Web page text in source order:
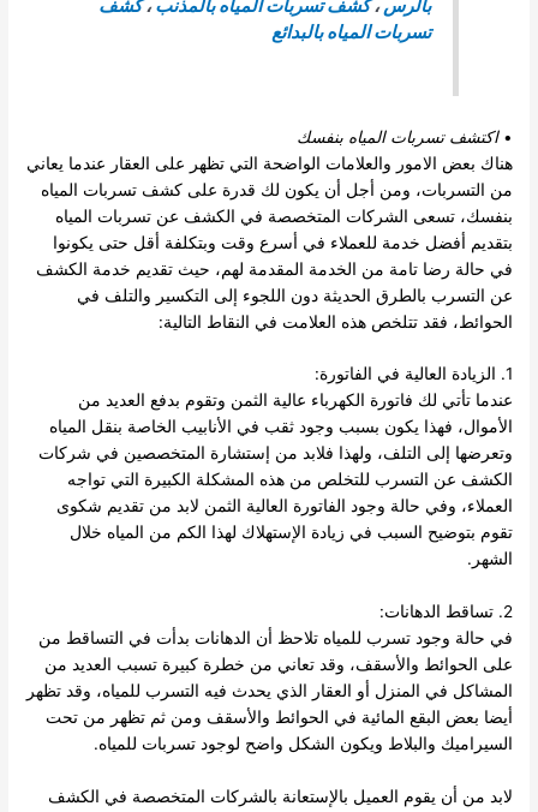
بالرس،كشف تسربات المياه بالمذنب،كشف
تسربات المياه بالبدائع
•اكتشف تسربات المياه بنفسك
هناك بعض الامور والعلامات الواضحة التي تظهر على العقار عندما يعاني
من التسربات، ومن أجل أن يكون لك قدرة على كشف تسربات المياه
بنفسك، تسعى الشركات المتخصصة في الكشف عن تسربات المياه
بتقديم أفضل خدمة للعملاء في أسرع وقت وبتكلفة أقل حتى يكونوا
في حالة رضا تامة من الخدمة المقدمة لهم، حيث تقديم خدمة الكشف
عن التسرب بالطرق الحديثة دون اللجوء إلى التكسير والتلف في
الحوائط، فقد تتلخص هذه العلامت في النقاط التالية:
1. الزيادة العالية في الفاتورة:
عندما تأتي لك فاتورة الكهرباء عالية الثمن وتقوم بدفع العديد من
الأموال، فهذا يكون بسبب وجود ثقب في الأنابيب الخاصة بنقل المياه
وتعرضها إلى التلف، ولهذا فلابد من إستشارة المتخصصين في شركات
الكشف عن التسرب للتخلص من هذه المشكلة الكبيرة التي تواجه
العملاء، وفي حالة وجود الفاتورة العالية الثمن لابد من تقديم شكوى
تقوم بتوضيح السبب في زيادة الإستهلاك لهذا الكم من المياه خلال
الشهر.
2. تساقط الدهانات:
في حالة وجود تسرب للمياه تلاحظ أن الدهانات بدأت في التساقط من
على الحوائط والأسقف، وقد تعاني من خطرة كبيرة تسبب العديد من
المشاكل في المنزل أو العقار الذي يحدث فيه التسرب للمياه، وقد تظهر
أيضا بعض البقع المائية في الحوائط والأسقف ومن ثم تظهر من تحت
السيراميك والبلاط ويكون الشكل واضح لوجود تسربات للمياه.
لابد من أن يقوم العميل بالإستعانة بالشركات المتخصصة في الكشف